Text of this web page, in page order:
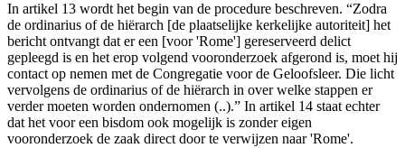
In artikel 13 wordt het begin van de procedure beschreven. “Zodra
de ordinarius of de hiërarch [de plaatselijke kerkelijke autoriteit] het
bericht ontvangt dat er een [voor 'Rome'] gereserveerd delict
gepleegd is en het erop volgend vooronderzoek afgerond is, moet hij
contact op nemen met de Congregatie voor de Geloofsleer. Die licht
vervolgens de ordinarius of de hiërarch in over welke stappen er
verder moeten worden ondernomen (..).” In artikel 14 staat echter
dat het voor een bisdom ook mogelijk is zonder eigen
vooronderzoek de zaak direct door te verwijzen naar 'Rome'.